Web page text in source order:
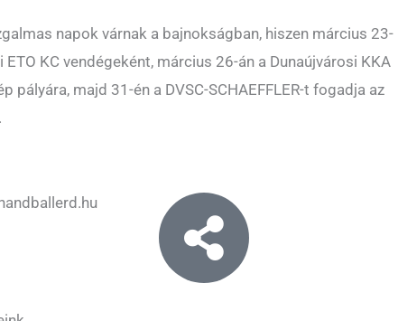
napok várnak a bajnokságban, hiszen március 23-
ETO KC vendégeként, március 26-án a Dunaújvárosi KKA
pályára, majd 31-én a DVSC-SCHAEFFLER-t fogadja az